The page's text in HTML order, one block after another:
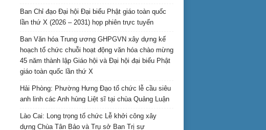
Ban Chỉ đạo Đại hội Đại biểu Phật giáo toàn quốc
lần thứ X (2026 – 2031) họp phiên trực tuyến
Ban Văn hóa Trung ương GHPGVN xây dựng kế
hoạch tổ chức chuỗi hoạt động văn hóa chào mừng
45 năm thành lập Giáo hội và Đại hội đại biểu Phật
giáo toàn quốc lần thứ X
Hải Phòng: Phường Hưng Đạo tổ chức lễ cầu siêu
anh linh các Anh hùng Liệt sĩ tại chùa Quảng Luận
Lào Cai: Long trọng tổ chức Lễ khởi công xây
dựng Chùa Tân Bảo và Trụ sở Ban Trị sự